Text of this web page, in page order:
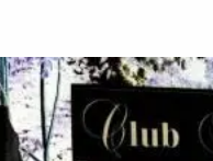
favoris